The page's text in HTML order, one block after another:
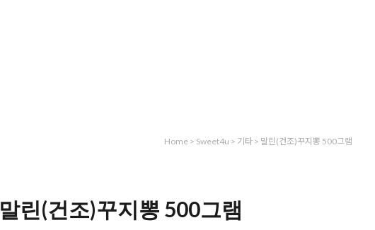
Home > Sweet4u > 기타 > 말린(건조)꾸지뽕 500그램
말린(건조)꾸지뽕 500그램